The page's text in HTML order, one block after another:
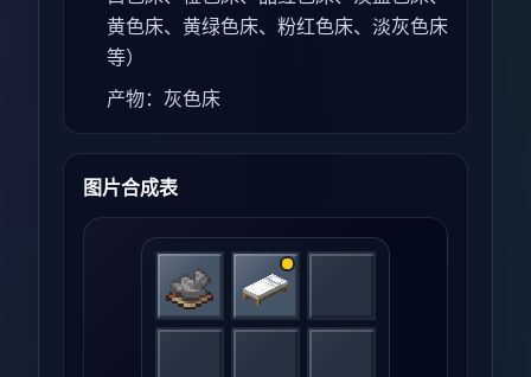
黄色床、黄绿色床、粉红色床、淡灰色床
等）
产物：灰色床
图片合成表